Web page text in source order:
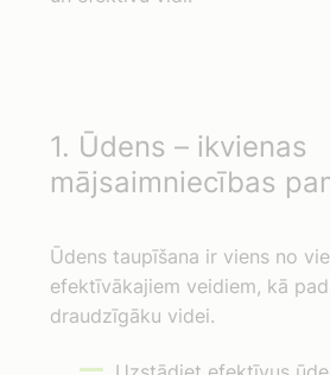
1. Ūdens – ikvienas
mājsaimniecības
Ūdens taupīšana ir viens no
efektīvākajiem veidiem, kā
draudzīgāku videi.